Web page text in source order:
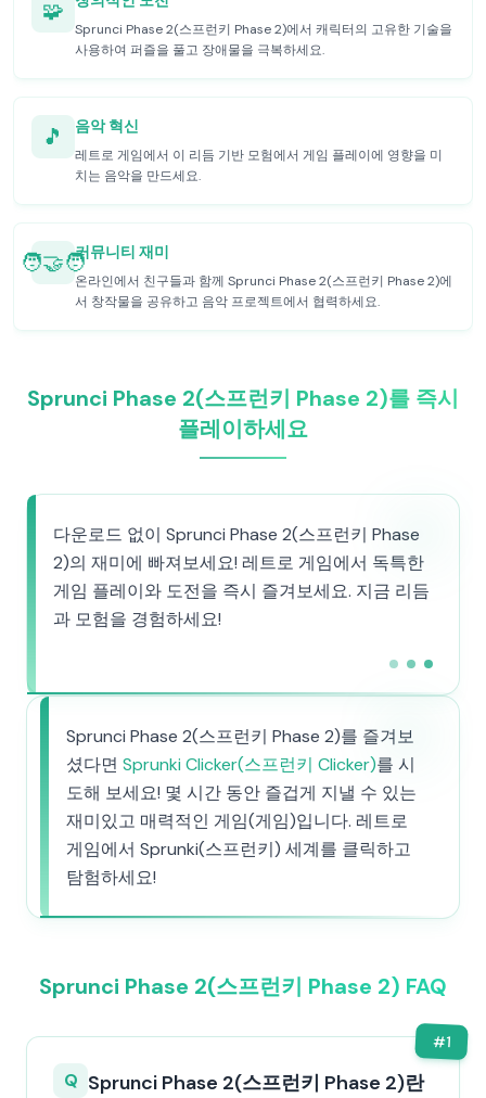
🧩
Sprunci Phase 2(스프런키 Phase 2)에서 캐릭터의 고유한 기술을
사용하여 퍼즐을 풀고 장애물을 극복하세요.
🎵 음악 혁신
레트로 게임에서 이 리듬 기반 모험에서 게임 플레이에 영향을 미
치는 음악을 만드세요.
🧑‍🤝‍🧑커뮤니티 재미
온라인에서 친구들과 함께 Sprunci Phase 2(스프런키 Phase 2)에
서 창작물을 공유하고 음악 프로젝트에서 협력하세요.
Sprunci Phase 2(스프런키 Phase 2)를 즉시
플레이하세요
다운로드 없이 Sprunci Phase 2(스프런키 Phase
2)의 재미에 빠져보세요! 레트로 게임에서 독특한
게임 플레이와 도전을 즉시 즐겨보세요. 지금 리듬
과 모험을 경험하세요!
Sprunci Phase 2(스프런키 Phase 2)를 즐겨보
셨다면 Sprunki Clicker(스프런키 Clicker)를 시
도해 보세요! 몇 시간 동안 즐겁게 지낼 수 있는
재미있고 매력적인 게임(게임)입니다. 레트로
게임에서 Sprunki(스프런키) 세계를 클릭하고
탐험하세요!
Sprunci Phase 2(스프런키 Phase 2) FAQ
#1
Q Sprunci Phase 2(스프런키 Phase 2)란